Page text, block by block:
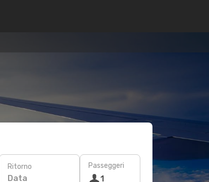
Ritorno
Data
Passeggeri
1